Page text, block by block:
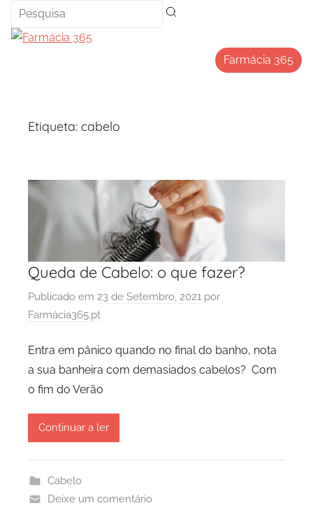
Saltar
para
Farmácia 365
Etiqueta: cabelo
Queda de Cabelo: o que fazer?
Publicado em 23 de Setembro, 2021 por
Farmácia365.pt
Entra em pânico quando no final do banho, nota
a sua banheira com demasiados cabelos? Com
o fim do Verão
Continuar a ler
Cabelo
Deixe um comentário